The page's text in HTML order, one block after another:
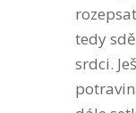
tedy
srdci.